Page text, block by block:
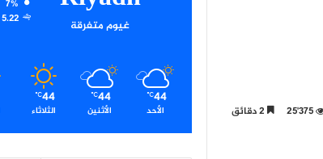
25٬375
غيوم متفرقة
7%
5.22 كيلومتر/ساعة
44
℃
الأحد
44
℃
الأثنين
44
℃
الثلاثاء